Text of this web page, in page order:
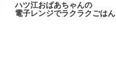
ハツ江おばあちゃんの
電子レンジでラクラクごはん